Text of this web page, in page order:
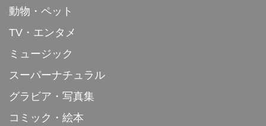
動物・ペット
TV・エンタメ
ミュージック
スーパーナチュラル
グラビア・写真集
コミック・絵本